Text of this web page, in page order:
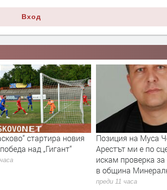
Вход
на Муса Чолак:
ми е по сценарий,
за 3,3 млн. лева
РИОСВ – Хасково
санкции за 14 420
юли
преди 11 часа